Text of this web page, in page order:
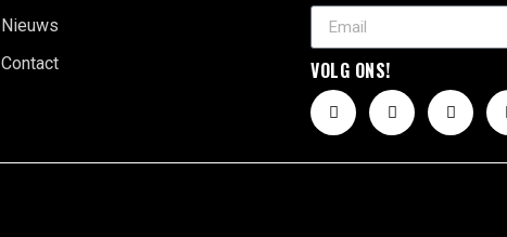
Nieuws
Contact
VOLG ONS!